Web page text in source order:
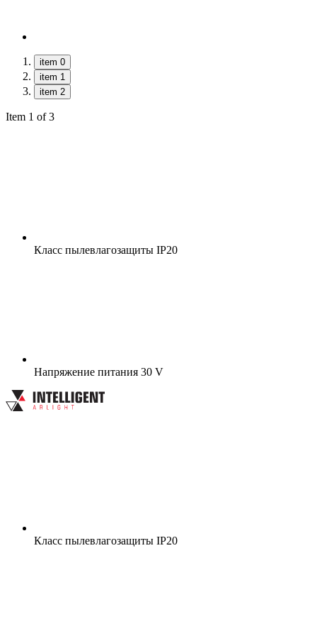
item 0
item 1
item 2
Item 1 of 3
Класс пылевлагозащиты IP20
Напряжение питания 30 V
Класс пылевлагозащиты IP20